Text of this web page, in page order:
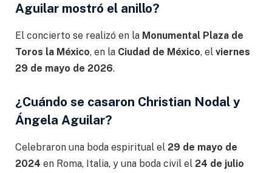
Aguilar mostró el anillo?
El concierto se realizó en la Monumental Plaza de
Toros la México, en la Ciudad de México, el viernes
29 de mayo de 2026.
¿Cuándo se casaron Christian Nodal y
Ángela Aguilar?
Celebraron una boda espiritual el 29 de mayo de
2024 en Roma, Italia, y una boda civil el 24 de julio